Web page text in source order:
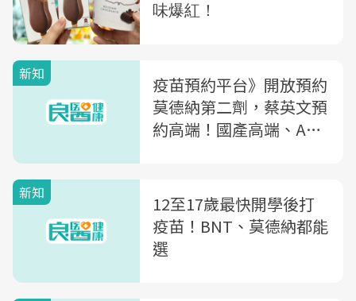
新知
疫苗預約平台》開放預約
莫德納第二劑，蔡英文預
約高端！國產高端、AZ
新知
12至17歲最快開學後打
疫苗！BNT、莫德納都能
選